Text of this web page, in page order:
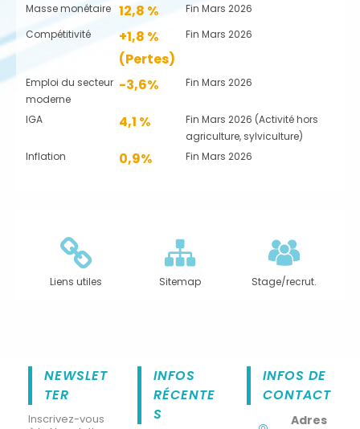
Masse monétaire 12,8 %
Fin Mars 2026
Compétitivité
+1,8 %
(Pertes)
Fin Mars 2026
Emploi du secteur
moderne
-3,6% Fin Mars 2026
IGA 4,1 %
Fin Mars 2026 (Activité hors
agriculture, sylviculture)
Inflation
0,9% Fin Mars 2026
Liens utiles Sitemap Stage/recrut.
NEWSLET
TER
Inscrivez-vous
INFOS
RÉCENTE
S
INFOS DE
CONTACT
Adres